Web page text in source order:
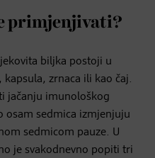
primjenjivati?
biljka postoji u
zrnaca ili kao čaj.
jačanju imunološkog
osam sedmica izmjenjuju
sedmicom pauze. U
je svakodnevno popiti tri